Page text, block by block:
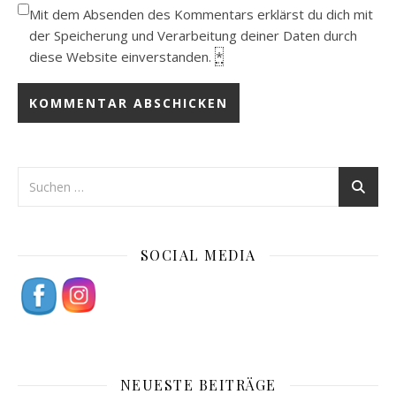
Mit dem Absenden des Kommentars erklärst du dich mit
der Speicherung und Verarbeitung deiner Daten durch
diese Website einverstanden. *
SOCIAL MEDIA
NEUESTE BEITRÄGE